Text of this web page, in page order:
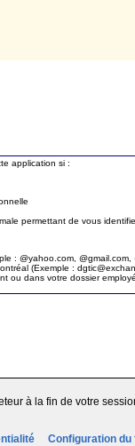
application si :
permettant de vous
: @yahoo.com,
(Exemple :
ou dans votre dossier
à la fin de votre
Configuration du